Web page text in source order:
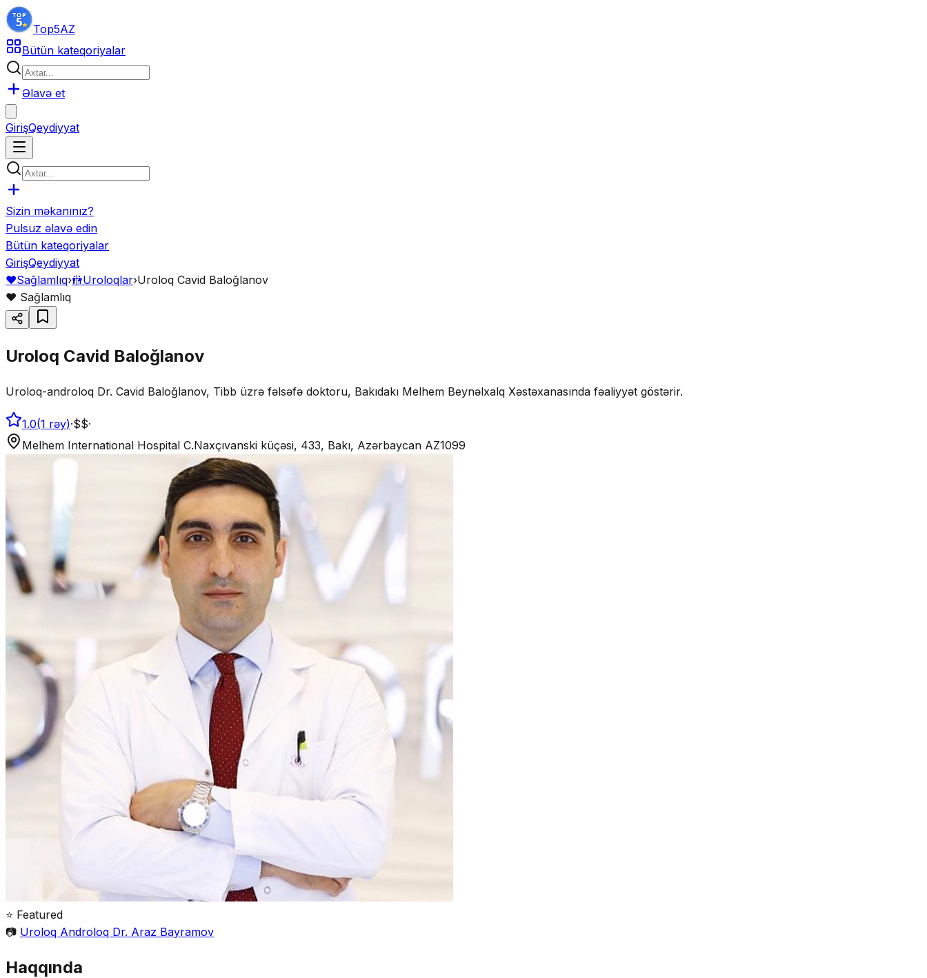
Top5AZ
Bütün kateqoriyalar
Əlavə et
GirişQeydiyyat
Sizin məkanınız?
Pulsuz əlavə edin
Bütün kateqoriyalar
GirişQeydiyyat
❤️Sağlamlıq›🚻Uroloqlar›Uroloq Cavid Baloğlanov
❤️ Sağlamlıq
Uroloq Cavid Baloğlanov
Uroloq-androloq Dr. Cavid Baloğlanov, Tibb üzrə fəlsəfə doktoru, Bakıdakı Melhem Beynəlxalq Xəstəxanasında fəaliyyət göstərir.
1.0(1 rəy)·$$·
Melhem International Hospital C.Naxçıvanski küçəsi, 433, Bakı, Azərbaycan AZ1099
⭐ Featured
📷 Uroloq Androloq Dr. Araz Bayramov
Haqqında